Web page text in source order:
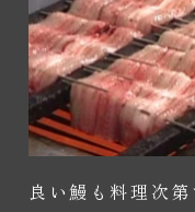
良い鰻も料理次